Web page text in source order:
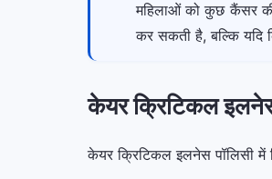
महिलाओं को कुछ कैंसर की
कर सकती है, बल्कि यदि
केयर क्रिटिकल
केयर क्रिटिकल इलनेस पॉलिसी